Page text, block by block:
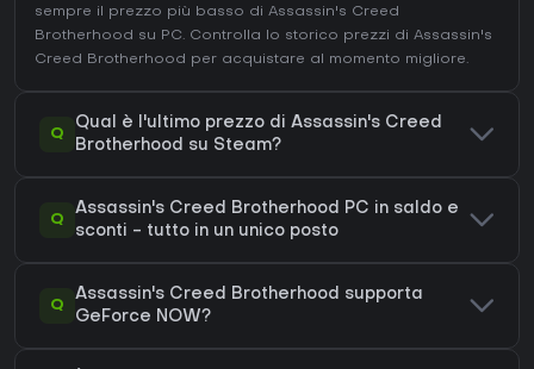
sempre il prezzo più basso di Assassin's Creed
Brotherhood su PC. Controlla lo storico prezzi di Assassin's
Creed Brotherhood per acquistare al momento migliore.
Q
Qual è l'ultimo prezzo di Assassin's Creed
Brotherhood su Steam?
Q
Assassin's Creed Brotherhood PC in saldo e
sconti - tutto in un unico posto
Q
Assassin's Creed Brotherhood supporta
GeForce NOW?